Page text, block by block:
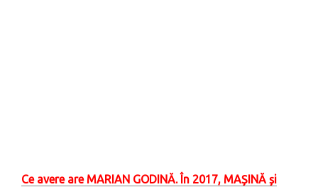
Ce avere are MARIAN GODINĂ. În 2017, MAȘINĂ și